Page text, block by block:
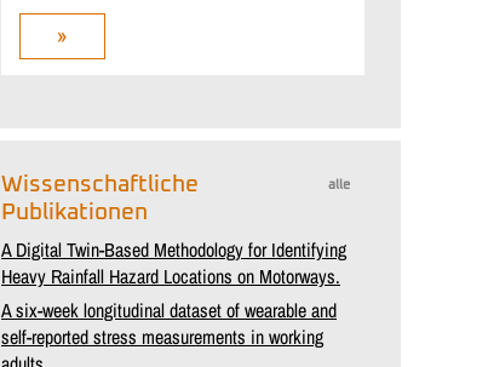
»
alle
Wissenschaftliche
Publikationen
A Digital Twin-Based Methodology for Identifying
Heavy Rainfall Hazard Locations on Motorways.
A six-week longitudinal dataset of wearable and
self-reported stress measurements in working